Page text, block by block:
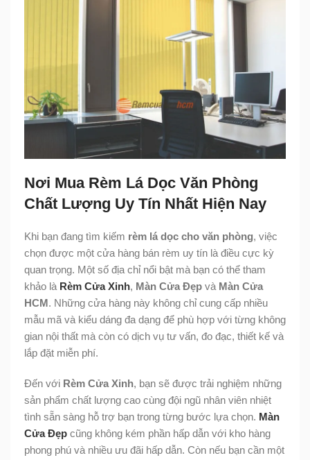
Nơi Mua Rèm Lá Dọc Văn Phòng
Chất Lượng Uy Tín Nhất Hiện Nay
Khi bạn đang tìm kiếm rèm lá dọc cho văn phòng, việc
chọn được một cửa hàng bán rèm uy tín là điều cực kỳ
quan trọng. Một số địa chỉ nổi bật mà bạn có thể tham
khảo là Rèm Cửa Xinh, Màn Cửa Đẹp và Màn Cửa
HCM. Những cửa hàng này không chỉ cung cấp nhiều
mẫu mã và kiểu dáng đa dạng để phù hợp với từng không
gian nội thất mà còn có dịch vụ tư vấn, đo đạc, thiết kế và
lắp đặt miễn phí.
Đến với Rèm Cửa Xinh, bạn sẽ được trải nghiệm những
sản phẩm chất lượng cao cùng đội ngũ nhân viên nhiệt
tình sẵn sàng hỗ trợ bạn trong từng bước lựa chọn. Màn
Cửa Đẹp cũng không kém phần hấp dẫn với kho hàng
phong phú và nhiều ưu đãi hấp dẫn. Còn nếu bạn cần một